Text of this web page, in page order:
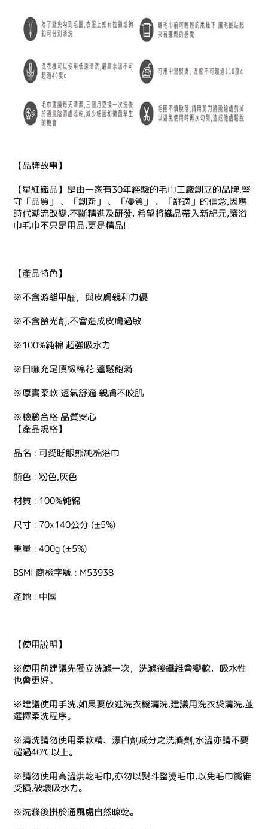
【品牌故事】
【星紅織品】是由一家有30年經驗的毛巾工廠創立的品牌.堅
守「品質」 、「創新」 、「優質」 、「舒適」的信念,因應
時代潮流改變,不斷精進及研發, 希望將織品帶入新紀元,讓浴
巾毛巾不只是用品,更是精品!
【產品特色】
※不含游離甲醛，與皮膚親和力優
※不含螢光劑,不會造成皮膚過敏
※100%純棉 超強吸水力
※日曬充足頂級棉花 蓬鬆飽滿
※厚實柔軟 透氣舒適 親膚不咬肌
※檢驗合格 品質安心
【產品規格】
品名 : 可愛眨眼熊純棉浴巾
顏色 : 粉色,灰色
材質 : 100%純綿
尺寸 : 70x140公分 (±5%)
重量 : 400g (±5%)
BSMI 商檢字號 : M53938
產地 : 中國
【使用說明】
※使用前建議先獨立洗滌一次，洗滌後纖維會變軟，吸水性
也會更好。
※建議使用手洗,如果要放進洗衣機清洗,建議用洗衣袋清洗,並
選擇柔洗程序。
※清洗請勿使用柔軟精、漂白劑成分之洗滌劑,水溫亦請不要
超過40℃以上。
※請勿使用高溫烘乾毛巾,亦勿以熨斗整燙毛巾,以免毛巾纖維
受損,破壞吸水力。
※洗滌後掛於通風處自然晾乾。